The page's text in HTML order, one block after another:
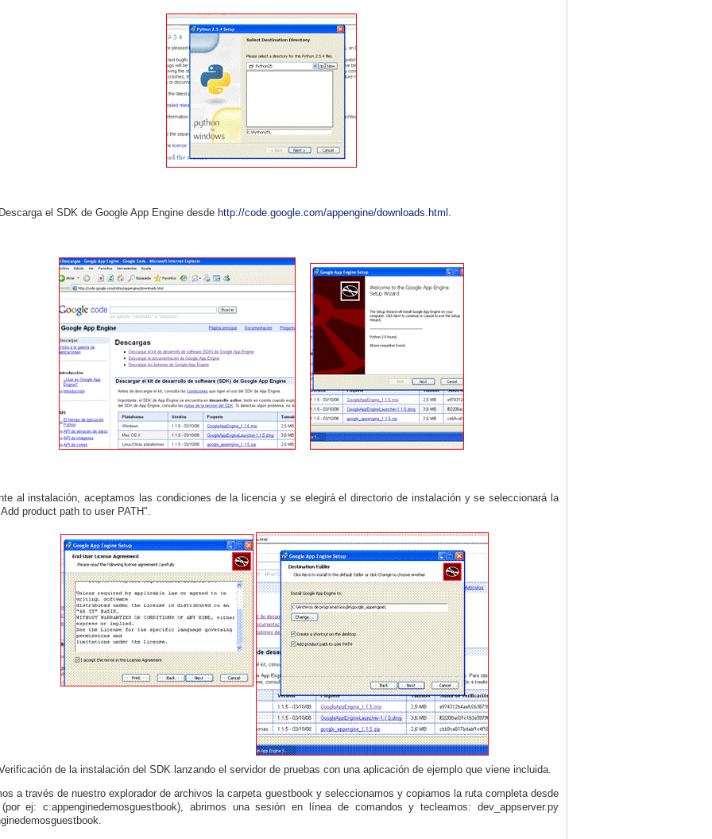
el SDK de Google App Engine desde http://code.google.com/appengine/downloads.html .
al instalación, aceptamos las condiciones de la licencia y se elegirá el directorio de instalación y se seleccionará la
product path to user PATH".
de la instalación del SDK lanzando el servidor de pruebas con una aplicación de ejemplo que viene incluida.
a través de nuestro explorador de archivos la carpeta guestbook y seleccionamos y copiamos la ruta completa desde
ej: c:appenginedemosguestbook), abrimos una sesión en línea de comandos y tecleamos: dev_appserver.py